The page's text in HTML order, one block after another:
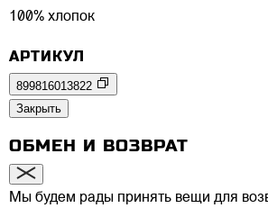
100% хлопок
АРТИКУЛ
899816013822
Закрыть
ОБМЕН И ВОЗВРАТ
Мы будем рады принять вещи для